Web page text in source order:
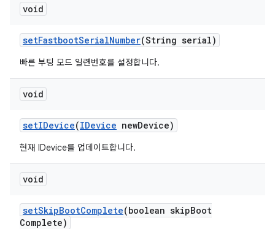
void
setFastbootSerialNumber(String serial)
빠른 부팅 모드 일련번호를 설정합니다.
void
setIDevice(IDevice newDevice)
현재 IDevice를 업데이트합니다.
void
setSkipBootComplete(boolean skipBoot
Complete)